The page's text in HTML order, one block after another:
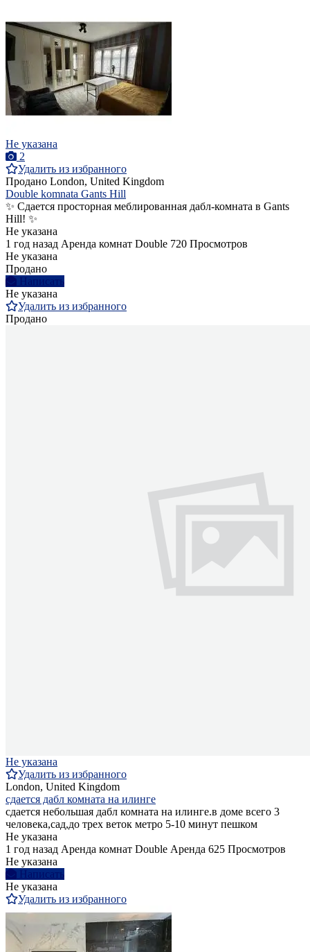
Не указана
2
Удалить из избранного
Продано London, United Kingdom
Double komnata Gants Hill
✨ Сдается просторная меблированная дабл-комната в Gants
Hill! ✨
Не указана
1 год назад Аренда комнат Double 720 Просмотров
Не указана
Продано
Написать
Не указана
Удалить из избранного
Продано
Не указана
Удалить из избранного
London, United Kingdom
сдается дабл комната на илинге
сдается небольшая дабл комната на илинге.в доме всего 3
человека,сад,до трех веток метро 5-10 минут пешком
Не указана
1 год назад Аренда комнат Double Аренда 625 Просмотров
Не указана
Написать
Не указана
Удалить из избранного